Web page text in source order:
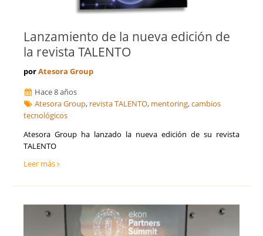
Lanzamiento de la nueva edición de
la revista TALENTO
porAtesora Group
Hace 8 años
Atesora Group, revista TALENTO, mentoring,cambios
tecnológicos
Atesora Group ha lanzado la nueva edición de su revista
TALENTO
Leer más